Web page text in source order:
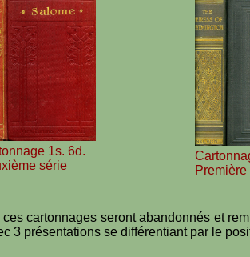
1s. 6d.
série
Première
ces cartonnages seront abandonnés et
3 présentations se différentiant par le